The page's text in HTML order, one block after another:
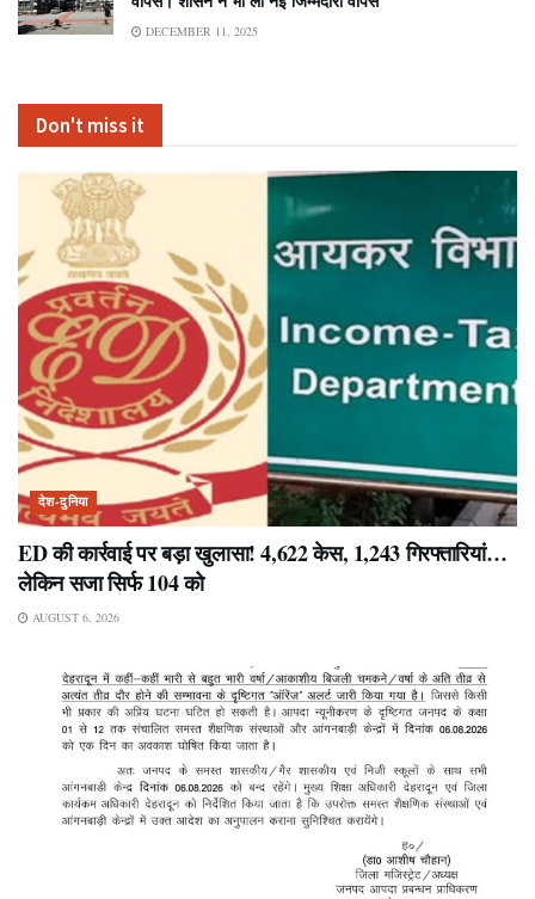
DECEMBER 11, 2025
Don't miss it
देश-दुनिया
ED की कार्रवाई पर बड़ा खुलासा! 4,622 केस, 1,243 गिरफ्तारियां…
लेकिन सजा सिर्फ 104 को
AUGUST 6, 2026